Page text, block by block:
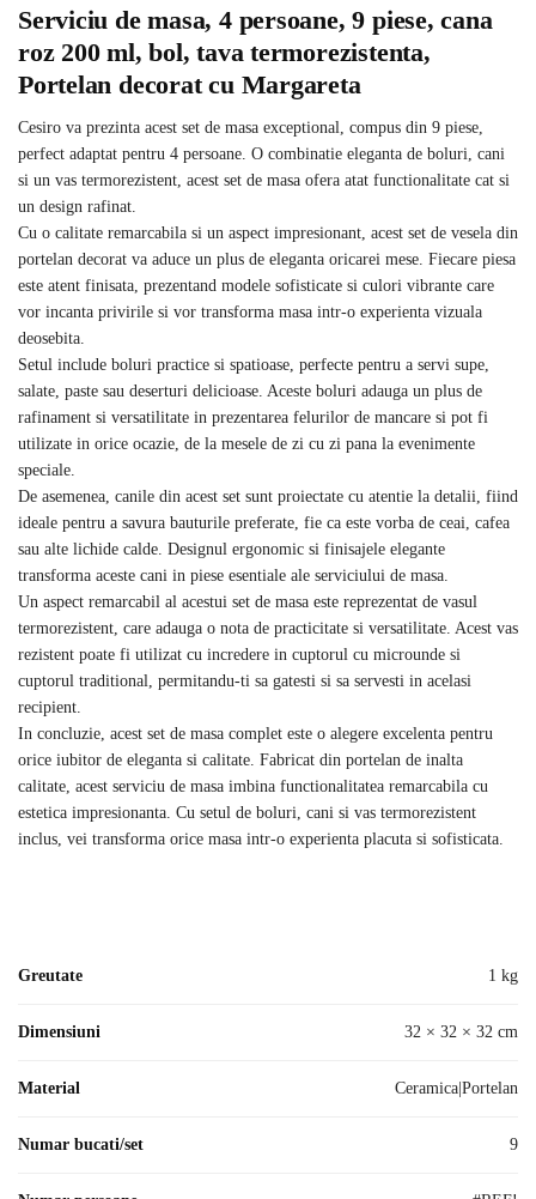
Serviciu de masa, 4 persoane, 9 piese, cana
roz 200 ml, bol, tava termorezistenta,
Portelan decorat cu Margareta
Cesiro va prezinta acest set de masa exceptional, compus din 9 piese,
perfect adaptat pentru 4 persoane. O combinatie eleganta de boluri, cani
si un vas termorezistent, acest set de masa ofera atat functionalitate cat si
un design rafinat.
Cu o calitate remarcabila si un aspect impresionant, acest set de vesela din
portelan decorat va aduce un plus de eleganta oricarei mese. Fiecare piesa
este atent finisata, prezentand modele sofisticate si culori vibrante care
vor incanta privirile si vor transforma masa intr-o experienta vizuala
deosebita.
Setul include boluri practice si spatioase, perfecte pentru a servi supe,
salate, paste sau deserturi delicioase. Aceste boluri adauga un plus de
rafinament si versatilitate in prezentarea felurilor de mancare si pot fi
utilizate in orice ocazie, de la mesele de zi cu zi pana la evenimente
speciale.
De asemenea, canile din acest set sunt proiectate cu atentie la detalii, fiind
ideale pentru a savura bauturile preferate, fie ca este vorba de ceai, cafea
sau alte lichide calde. Designul ergonomic si finisajele elegante
transforma aceste cani in piese esentiale ale serviciului de masa.
Un aspect remarcabil al acestui set de masa este reprezentat de vasul
termorezistent, care adauga o nota de practicitate si versatilitate. Acest vas
rezistent poate fi utilizat cu incredere in cuptorul cu microunde si
cuptorul traditional, permitandu-ti sa gatesti si sa servesti in acelasi
recipient.
In concluzie, acest set de masa complet este o alegere excelenta pentru
orice iubitor de eleganta si calitate. Fabricat din portelan de inalta
calitate, acest serviciu de masa imbina functionalitatea remarcabila cu
estetica impresionanta. Cu setul de boluri, cani si vas termorezistent
inclus, vei transforma orice masa intr-o experienta placuta si sofisticata.
Greutate 1 kg
Dimensiuni 32 × 32 × 32 cm
Material Ceramica|Portelan
Numar bucati/set 9